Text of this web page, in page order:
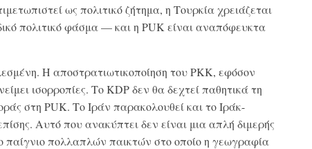
ως πολιτικό ζήτημα, η Τουρκία χρειάζεται
πολιτικό φάσμα — και η PUK είναι αναπόφευκτα
Η αποστρατιωτικοποίηση του PKK, εφόσον
ισορροπίες. Το KDP δεν θα δεχτεί παθητικά τη
στη PUK. Το Ιράν παρακολουθεί και το Ιράκ-
Αυτό που ανακύπτει δεν είναι μια απλή διμερής
πολλαπλών παικτών στο οποίο η γεωγραφία